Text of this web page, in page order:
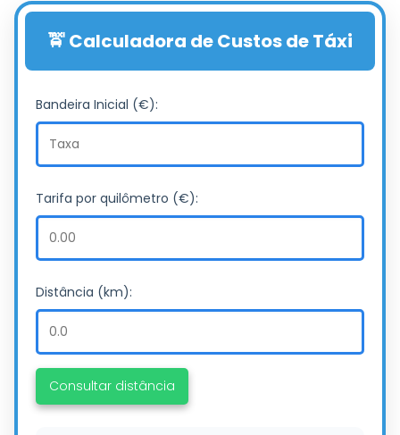
🚖 Calculadora de Custos de Táxi
Bandeira Inicial (€):
Tarifa por quilômetro (€):
Distância (km):
Consultar distância